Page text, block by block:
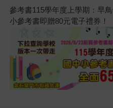
參考書115學年度上學期：早
小參考書即贈80元電子禮券！